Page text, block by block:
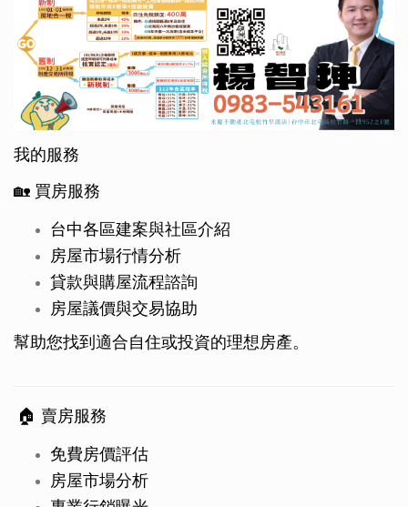
我的服務
🏡 買房服務
台中各區建案與社區介紹
房屋市場行情分析
貸款與購屋流程諮詢
房屋議價與交易協助
幫助您找到適合自住或投資的理想房產。
🏠 賣房服務
免費房價評估
房屋市場分析